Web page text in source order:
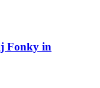
Fonky in